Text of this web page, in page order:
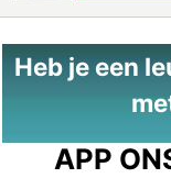
Heb je een
APP